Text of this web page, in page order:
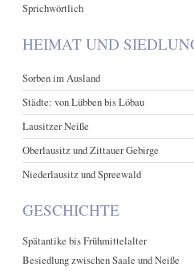
Sprichwörtlich
HEIMAT UND
Sorben im Ausland
Städte: von Lübben bis Löbau
Lausitzer Neiße
Oberlausitz und Zittauer Gebirge
Niederlausitz und Spreewald
GESCHICHTE
Spätantike bis Frühmittelalter
Besiedlung zwischen Saale und Neiße